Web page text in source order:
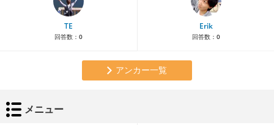
TE
回答数： 0
Erik
回答数： 0
アンカー一覧
メニュー